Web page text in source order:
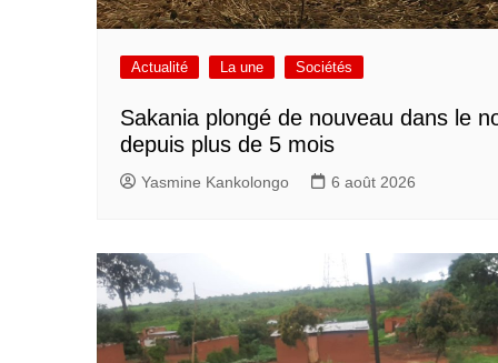
Actualité La une Sociétés
Sakania plongé de nouveau dans le
depuis plus de 5 mois
Yasmine Kankolongo 6 août 2026